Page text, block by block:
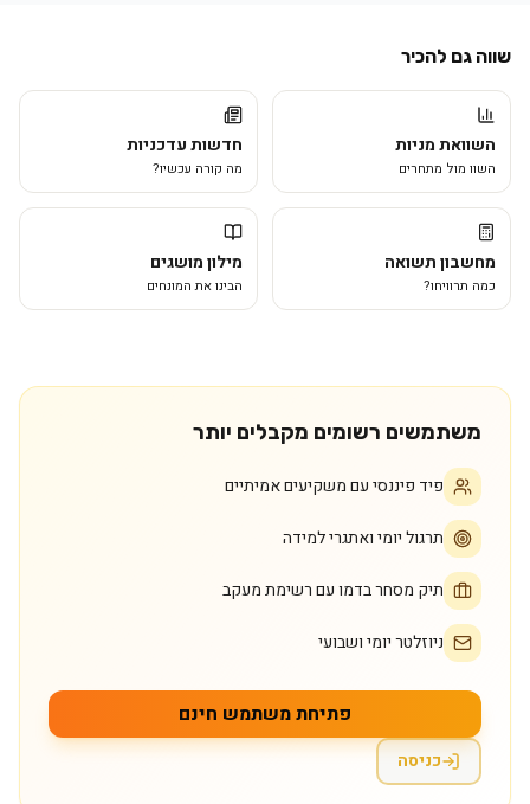
שווה גם להכיר
השוואת מניות
השוו מול מתחרים
חדשות עדכניות
מה קורה עכשיו?
מחשבון תשואה
כמה תרוויחו?
מילון מושגים
הבינו את המונחים
משתמשים רשומים מקבלים יותר
פיד פיננסי עם משקיעים אמיתיים
תרגול יומי ואתגרי למידה
תיק מסחר בדמו עם רשימת מעקב
ניוזלטר יומי ושבועי
פתיחת משתמש חינם
כניסה